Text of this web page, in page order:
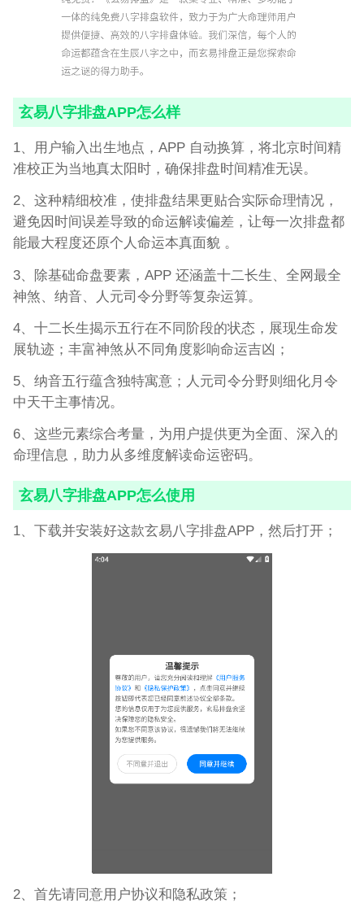
玄易八字排盘APP怎么样
1、用户输入出生地点，APP 自动换算，将北京时间精
准校正为当地真太阳时，确保排盘时间精准无误。
2、这种精细校准，使排盘结果更贴合实际命理情况，
避免因时间误差导致的命运解读偏差，让每一次排盘都
能最大程度还原个人命运本真面貌 。
3、除基础命盘要素，APP 还涵盖十二长生、全网最全
神煞、纳音、人元司令分野等复杂运算。
4、十二长生揭示五行在不同阶段的状态，展现生命发
展轨迹；丰富神煞从不同角度影响命运吉凶；
5、纳音五行蕴含独特寓意；人元司令分野则细化月令
中天干主事情况。
6、这些元素综合考量，为用户提供更为全面、深入的
命理信息，助力从多维度解读命运密码。
玄易八字排盘APP怎么使用
1、下载并安装好这款玄易八字排盘APP，然后打开；
2、首先请同意用户协议和隐私政策；